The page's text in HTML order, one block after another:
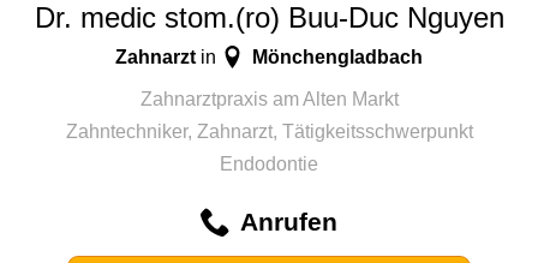
Dr. medic stom.(ro) Buu-Duc Nguyen
Zahnarzt in Mönchengladbach
Zahnarztpraxis am Alten Markt
Zahntechniker, Zahnarzt, Tätigkeitsschwerpunkt
Endodontie
Anrufen